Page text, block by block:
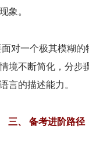
象。
对一个极其模糊
境不断简化，分
言的描述能力。
三、 备考进阶路径